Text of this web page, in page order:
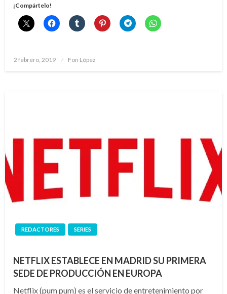
¡Compártelo!
Publicado
2 febrero, 2019 Fon López
REDACTORES SERIES
NETFLIX ESTABLECE EN MADRID SU PRIMERA
SEDE DE PRODUCCIÓN EN EUROPA
Netflix (pum pum) es el servicio de entretenimiento por